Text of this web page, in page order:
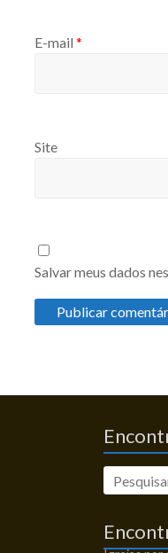
E-mail *
Site
Salvar meus dados